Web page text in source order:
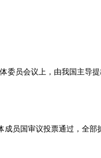
委员会议上，由我国主导
员国审议投票通过，全